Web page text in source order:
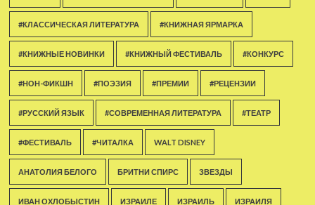
#КЛАССИЧЕСКАЯ ЛИТЕРАТУРА #КНИЖНАЯ ЯРМАРКА
#КНИЖНЫЕ НОВИНКИ #КНИЖНЫЙ ФЕСТИВАЛЬ #КОНКУРС
#НОН-ФИКШН #ПОЭЗИЯ #ПРЕМИИ #РЕЦЕНЗИИ
#РУССКИЙ ЯЗЫК #СОВРЕМЕННАЯ ЛИТЕРАТУРА #ТЕАТР
#ФЕСТИВАЛЬ #ЧИТАЛКА WALT DISNEY
АНАТОЛИЯ БЕЛОГО БРИТНИ СПИРС ЗВЕЗДЫ
ИВАН ОХЛОБЫСТИН ИЗРАИЛЕ ИЗРАИЛЬ ИЗРАИЛЯ